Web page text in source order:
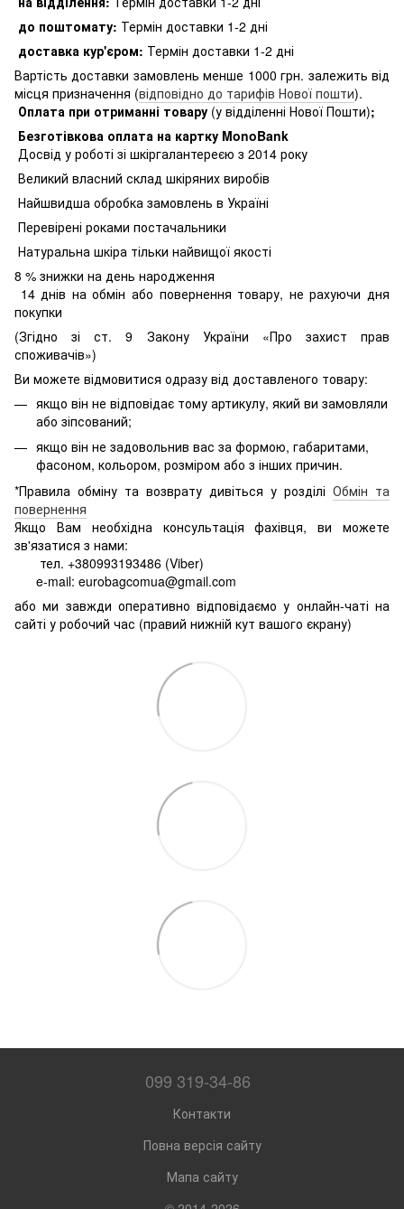
до поштомату: Термін доставки 1-2 дні
доставка кур'єром: Термін доставки 1-2 дні
Вартість доставки замовлень менше 1000 грн. залежить від
місця призначення (відповідно до тарифів Нової пошти).
Оплата при отриманні товару (у відділенні Нової Пошти);
Безготівкова оплата на картку MonoBank
Досвід у роботі зі шкіргалантереєю з 2014 року
Великий власний склад шкіряних виробів
Найшвидша обробка замовлень в Україні
Перевірені роками постачальники
Натуральна шкіра тільки найвищої якості
8 % знижки на день народження
14 днів на обмін або повернення товару, не рахуючи дня
покупки
(Згідно зі ст. 9 Закону України «Про захист прав
споживачів»)
Ви можете відмовитися одразу від доставленого товару:
якщо він не відповідає тому артикулу, який ви замовляли
або зіпсований;
якщо він не задовольнив вас за формою, габаритами,
фасоном, кольором, розміром або з інших причин.
*Правила обміну та возврату дивіться у розділі Обмін та
повернення
Якщо Вам необхідна консультація фахівця, ви можете
зв'язатися з нами:
тел. +380993193486 (Viber)
e-mail: eurobagcomua@gmail.com
або ми завжди оперативно відповідаємо у онлайн-чаті на
сайті у робочий час (правий нижній кут вашого єкрану)
099 319-34-86
Контакти
Повна версія сайту
Мапа сайту